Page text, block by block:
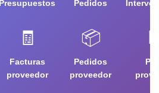
Presupuestos Pedidos
🧾
Facturas
proveedor
📦
Pedidos
proveedor